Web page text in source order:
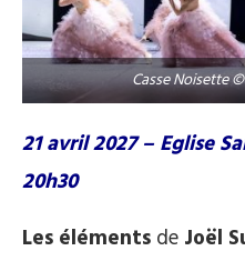
Casse Noisette
21 avril 2027 – Eglise
20h30
Les éléments de Joël